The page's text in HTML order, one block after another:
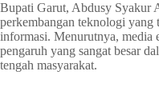
Bupati Garut, Abdusy Syakur
perkembangan teknologi yang
informasi. Menurutnya,
pengaruh yang sangat besar
tengah masyarakat.